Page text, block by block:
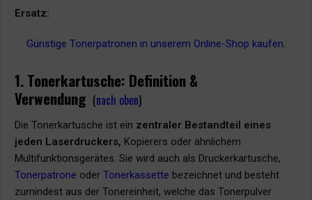
Ersatz:
Günstige Tonerpatronen in unserem Online-Shop kaufen.
1. Tonerkartusche: Definition &
Verwendung (nach oben)
Die Tonerkartusche ist ein zentraler Bestandteil eines
jeden Laserdruckers, Kopierers oder ähnlichem
Multifunktionsgerätes. Sie wird auch als Druckerkartusche,
Tonerpatrone oder Tonerkassette bezeichnet und besteht
zumindest aus der Tonereinheit, welche das Tonerpulver